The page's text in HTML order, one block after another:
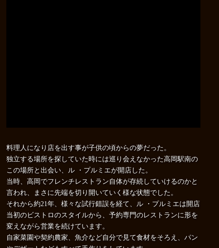
料理人になり店を出す事が子供の頃からの夢だった。
独立する場所を探していた時には巡り会えなかった高岡駅南の
この場所と出会い、ル ・プルミエが開店した。
当時、高岡でフレンチレストラン自体が存続していけるのかと
言われ、まさに先端を切り開いていく様な状態でした。
それから約21年、様々な試行錯誤を経て、ル ・プルミエは開店
当初のビストロのスタイルから、予約専門のレストランに形を
変えながら営業を続けています。
自家菜園や契約農家、魚介など自分で見て食材をそろえ、パン